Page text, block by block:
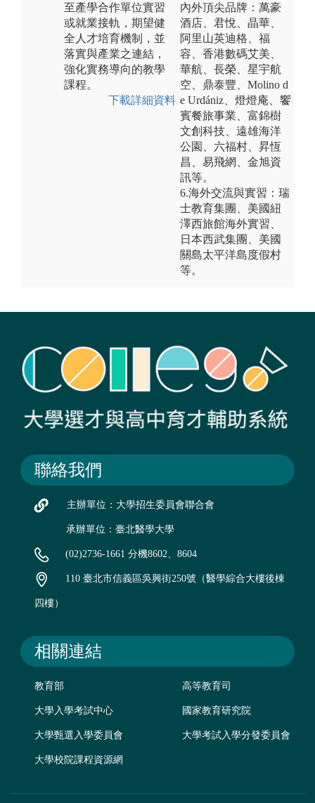
至產學合作單位實習
或就業接軌，期望健
全人才培育機制，並
落實與產業之連結，
強化實務導向的教學
課程。
下載詳細資料
內外頂尖品牌：萬豪
酒店、君悅、晶華、
阿里山英迪格、福
容、香港數碼艾美、
華航、長榮、星宇航
空、鼎泰豐、Molino d
e Urdániz、燈燈庵、饗
賓餐旅事業、富錦樹
文創科技、遠雄海洋
公園、六福村、昇恆
昌、易飛網、金旭資
訊等。
6.海外交流與實習：瑞
士教育集團、美國紐
澤西旅館海外實習、
日本西武集團、美國
關島太平洋島度假村
等。
聯絡我們
主辦單位：大學招生委員會聯合會
承辦單位：臺北醫學大學
(02)2736-1661 分機8602、8604
110 臺北市信義區吳興街250號（醫學綜合大樓後棟
四樓）
相關連結
教育部 高等教育司
大學入學考試中心 國家教育研究院
大學甄選入學委員會 大學考試入學分發委員會
大學校院課程資源網